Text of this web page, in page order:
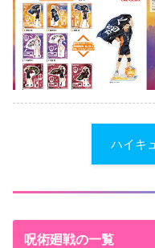
ハイキ
呪術廻戦の一覧